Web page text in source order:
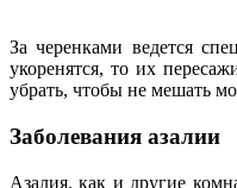
За черенками ведется
укоренятся, то их
убрать, чтобы не мешать
Заболевания азалии
Азалия, как и другие